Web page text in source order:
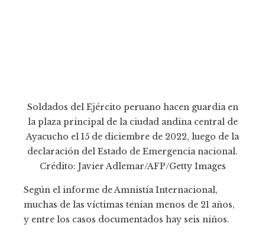
Soldados del Ejército peruano hacen guardia en
la plaza principal de la ciudad andina central de
Ayacucho el 15 de diciembre de 2022, luego de la
declaración del Estado de Emergencia nacional.
Crédito: Javier Adlemar/AFP/Getty Images
Según el informe de Amnistía Internacional,
muchas de las víctimas tenían menos de 21 años,
y entre los casos documentados hay seis niños.